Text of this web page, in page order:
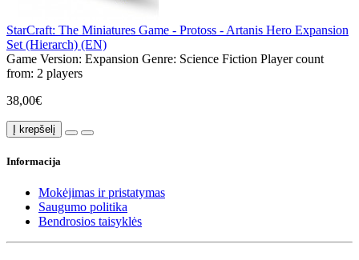
StarCraft: The Miniatures Game - Protoss - Artanis Hero Expansion
Set (Hierarch) (EN)
Game Version: Expansion Genre: Science Fiction Player count
from: 2 players
38,00€
Į krepšelį
Informacija
Mokėjimas ir pristatymas
Saugumo politika
Bendrosios taisyklės